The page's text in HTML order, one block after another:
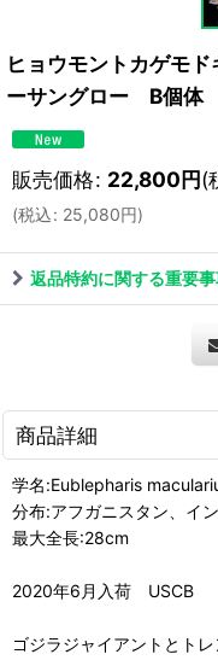
ヒョウモントカゲモ
ーサングロー B個体
販売価格: 22,800円(
(税込: 25,080円)
返品特約に関する重要
商品詳細
学名:Eublepharis
分布:アフガニスタン、イ
最大全長:28cm
2020年6月入荷 USCB
ゴジラジャイアントとト